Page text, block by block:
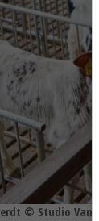
© Studio Van